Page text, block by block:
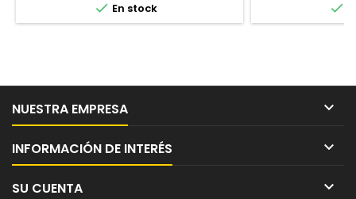
 En stock 
NUESTRA EMPRESA 
INFORMACIÓN DE INTERÉS 
SU CUENTA 